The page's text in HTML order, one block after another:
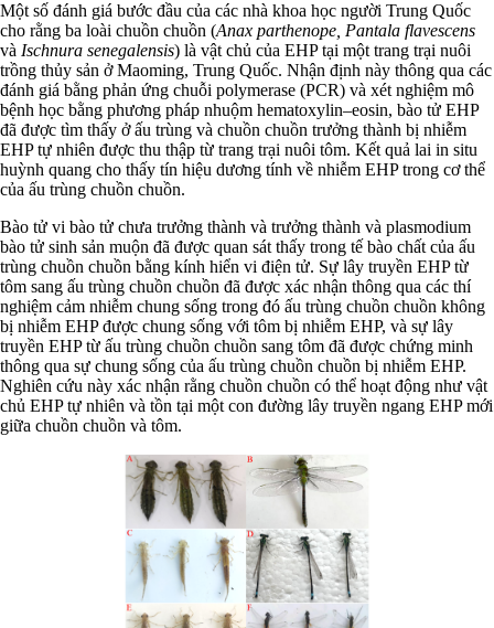
Một số đánh giá bước đầu của các nhà khoa học người Trung Quốc
cho rằng ba loài chuồn chuồn (Anax parthenope, Pantala flavescens
và Ischnura senegalensis) là vật chủ của EHP tại một trang trại nuôi
trồng thủy sản ở Maoming, Trung Quốc. Nhận định này thông qua các
đánh giá bằng phản ứng chuỗi polymerase (PCR) và xét nghiệm mô
bệnh học bằng phương pháp nhuộm hematoxylin–eosin, bào tử EHP
đã được tìm thấy ở ấu trùng và chuồn chuồn trưởng thành bị nhiễm
EHP tự nhiên được thu thập từ trang trại nuôi tôm. Kết quả lai in situ
huỳnh quang cho thấy tín hiệu dương tính về nhiễm EHP trong cơ thể
của ấu trùng chuồn chuồn.
Bào tử vi bào tử chưa trưởng thành và trưởng thành và plasmodium
bào tử sinh sản muộn đã được quan sát thấy trong tế bào chất của ấu
trùng chuồn chuồn bằng kính hiển vi điện tử. Sự lây truyền EHP từ
tôm sang ấu trùng chuồn chuồn đã được xác nhận thông qua các thí
nghiệm cảm nhiễm chung sống trong đó ấu trùng chuồn chuồn không
bị nhiễm EHP được chung sống với tôm bị nhiễm EHP, và sự lây
truyền EHP từ ấu trùng chuồn chuồn sang tôm đã được chứng minh
thông qua sự chung sống của ấu trùng chuồn chuồn bị nhiễm EHP.
Nghiên cứu này xác nhận rằng chuồn chuồn có thể hoạt động như vật
chủ EHP tự nhiên và tồn tại một con đường lây truyền ngang EHP mới
giữa chuồn chuồn và tôm.